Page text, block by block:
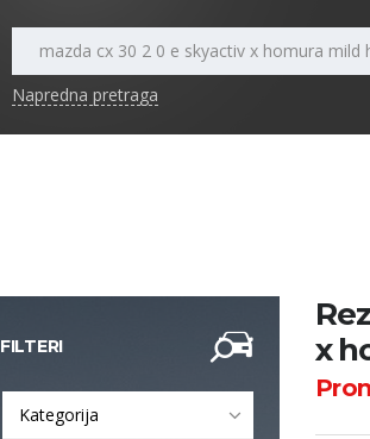
Napredna pretraga
FILTERI
Kategorija
x